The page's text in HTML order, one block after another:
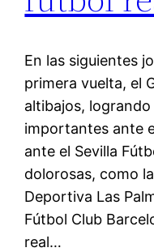
En las siguientes
primera vuelta, el
altibajos,
importantes ante
ante el Sevilla
dolorosas, como
Deportiva Las
Fútbol Club
real…